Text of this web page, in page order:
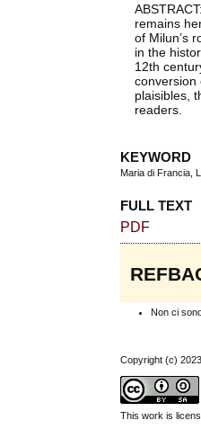
remains
of Milun’s
in the
12th
conversion
plaisibles,
readers.
KEYWORD
Maria di Francia,
FULL TEXT
PDF
Non ci
Copyright (c)
This work is